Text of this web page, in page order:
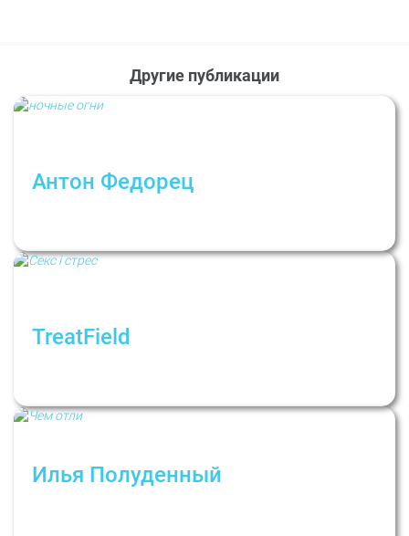
Другие публикации
Антон Федорец
TreatField
Илья Полуденный